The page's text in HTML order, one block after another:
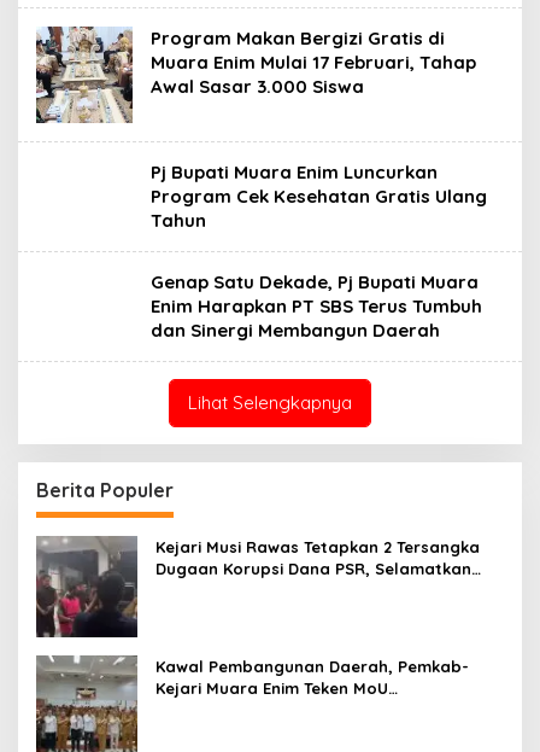
Program Makan Bergizi Gratis di
Muara Enim Mulai 17 Februari, Tahap
Awal Sasar 3.000 Siswa
Pj Bupati Muara Enim Luncurkan
Program Cek Kesehatan Gratis Ulang
Tahun
Genap Satu Dekade, Pj Bupati Muara
Enim Harapkan PT SBS Terus Tumbuh
dan Sinergi Membangun Daerah
Lihat Selengkapnya
Berita Populer
Kejari Musi Rawas Tetapkan 2 Tersangka
Dugaan Korupsi Dana PSR, Selamatkan
Kawal Pembangunan Daerah, Pemkab-
Kejari Muara Enim Teken MoU